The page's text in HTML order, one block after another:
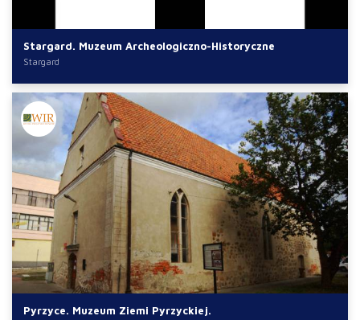
Stargard. Muzeum Archeologiczno-Historyczne
Stargard
Pyrzyce. Muzeum Ziemi Pyrzyckiej.